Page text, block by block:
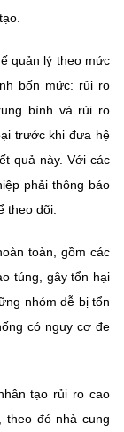
quản lý theo mức
bốn mức: rủi ro
bình và rủi ro
trước khi đưa hệ
quả này. Với các
phải thông báo
theo dõi.
toàn, gồm các
túng, gây tổn hại
nhóm dễ bị tổn
có nguy cơ đe
tạo rủi ro cao
theo đó nhà cung